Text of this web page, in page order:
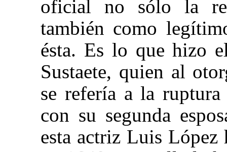
oficial no sólo la
también como
ésta. Es lo que hizo
Sustaete, quien al
se refería a la
con su segunda
esta actriz Luis